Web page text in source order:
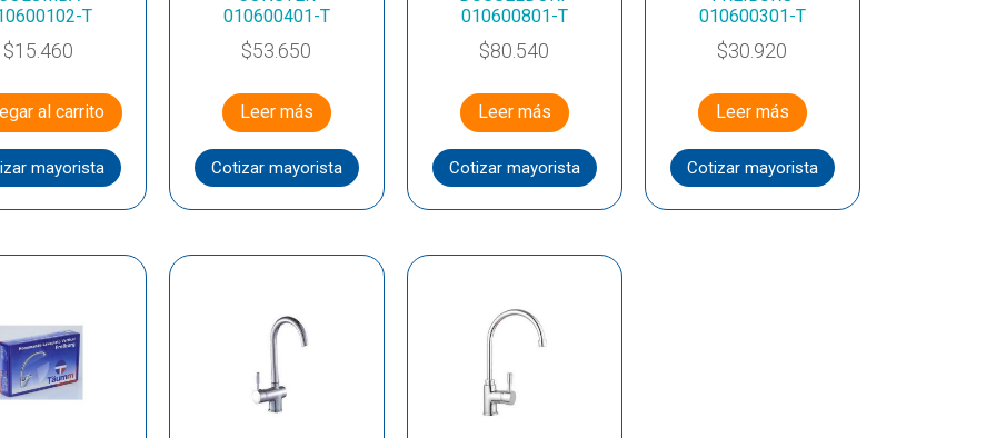
T
$15.460
al carrito
mayorista
010600401-T
$53.650
Leer más
Cotizar mayorista
010600801-T
$80.540
Leer más
Cotizar mayorista
010600301-T
$30.920
Leer más
Cotizar mayorista